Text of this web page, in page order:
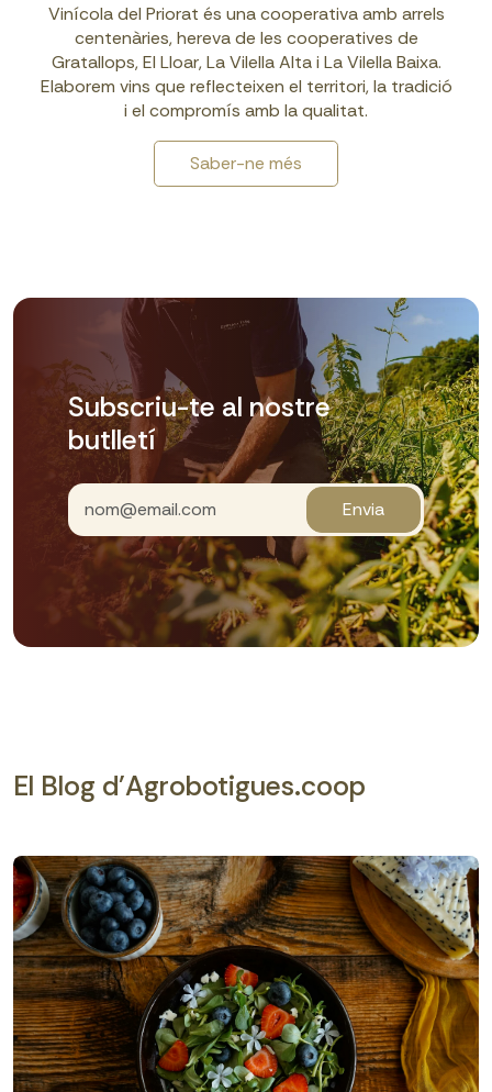
Vinícola del Priorat és una cooperativa amb arrels
centenàries, hereva de les cooperatives de
Gratallops, El Lloar, La Vilella Alta i La Vilella Baixa.
Elaborem vins que reflecteixen el territori, la tradició
i el compromís amb la qualitat.
Saber-ne més
Subscriu-te al nostre
butlletí
Envia
El Blog d'Agrobotigues.coop